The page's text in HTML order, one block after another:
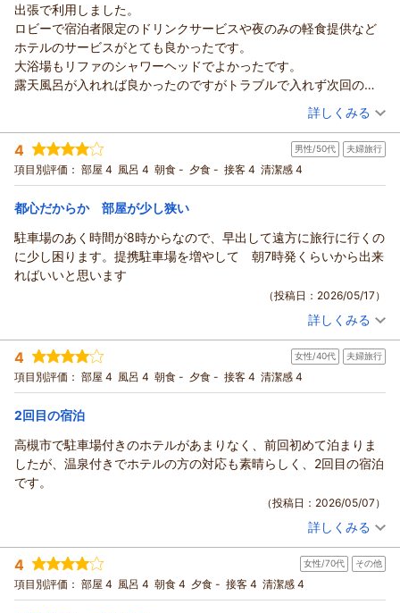
ホテルアベストグランデ高槻
フロント 鷲北
ホテルアベストグランデ高槻 なごみの湯からの返信
ご投稿者様
この度は当ホテルをご利用いただき、また心温まるご感想をお
寄せいただきまして誠にありがとうございます。
お母様とのご旅行に当ホテルをお選びいただき、大変光栄に存
じます。フロントスタッフの対応やお部屋の清潔さ、ベッドの
寝心地についてお褒めのお言葉を頂戴し、スタッフ一同嬉しく
拝読いたしました。
また、ご朝食につきましても種類の豊富さや美味しさをお楽し
みいただけたとのこと、何よりでございます。
大浴場につきましては混雑によりごゆっくりお過ごしいただけ
ひお時間を調整いただき、ゆったりとお寛ぎいただければ幸い
です。
チェックアウト時のお見送りにも温かいお言葉をいただき、誠
にありがとうございます。お客様からの「また泊まりたい」と
のお言葉は、私どもにとって何よりの励みでございます。
まいります。またお母様とご一緒にお越しいただける日を、ス
タッフ一同心よりお待ちしております。
この度はご投稿いただき、誠にありがとうございました。
ホテルアベストグランデ高槻 田中
出張で利用しました。
ロビーで宿泊者限定のドリンクサービスや夜のみの軽食提供など
ホテルのサービスがとても良かったです。
大浴場もリファのシャワーヘッドでよかったです。
露天風呂が入れれば良かったのですがトラブルで入れず次回の楽
部屋も清潔でベッドも大きくてぐっすり眠れました。
ホテルの方々の対応もすごく親切でホテルから出る際のお見送り
などとても嬉しかったです。
また泊まりたいと思うような素敵なホテルでした。
（投稿日：2026/05/18）
宿泊時期： 2026年05月宿泊 (出張)
投稿者： けんけんさん
宿泊プラン： 【１５％ＯＦＦ】SDGs◆地球に優しいノークリーニングプラ
ン♪【途中清掃無し】 ☆朝食付き
ダブル 朝のみ
宿泊価格帯： 18,001～19,000円(大人一人あたり/税込)
ホテルアベストグランデ高槻 なごみの湯からの返信
ご投稿者様
この度は当ホテルをご利用いただき、誠にありがとうございま
ロビーでのドリンクや夜の軽食、また大浴場の設備など、細か
な点までお褒めいただき大変光栄です。お部屋でもぐっすりと
お休みいただけたようで、安心いたしました。
一方で、露天風呂につきましては、トラブルによりご不便をお
かけしましたことを深くお詫び申し上げます。それにもかかわ
らず、「次回の楽しみに」という温かいお言葉を頂戴し、スタ
私共の対応やお見送りに関しましても、嬉しいお言葉をありが
とうございます。
いただいたお言葉を励みに、これからも皆様に寄り添った心地
よいサービスを提供できるよう努めてまいります。
またのお越しを、スタッフ一同心よりお待ち申し上げておりま
す。
ホテルアベストグランデ高槻 フロント 岸野
（返信日：2026/05/20）
詳しくみる
4 男性/50代 夫婦旅行
項目別評価： 部屋 4 風呂 4 朝食 - 夕食 - 接客 4 清潔感 4
都心だからか 部屋が少し狭い
駐車場のあく時間が8時からなので、早出して遠方に旅行に行くの
に少し困ります。提携駐車場を増やして 朝7時発くらいから出来
ればいいと思います
（投稿日：2026/05/17）
投稿者： キョロさん(男性/50代)
宿泊プラン： 【駐車券付きでお得◎】車で旅行に行こう♪ドライブを楽しむ
マイカー応援プラン！ ☆素泊まり
ツイン 食事なし
宿泊価格帯： 14,001～15,000円(大人一人あたり/税込)
この度はホテルアベストグランデ高槻をご利用いただき、誠に
ありがとうございます。
また、貴重なご意見をお寄せいただき重ねて御礼申し上げま
提携駐車場の営業時間につきまして、ご不便をおかけし申し訳
ございませんでした。
早朝からご出発されるご旅行の際に、ご不自由な思いをされた
ことと存じます。
いただきましたご意見は今後のサービス改善の参考として大切
詳しくみる
4 女性/40代 夫婦旅行
項目別評価： 部屋 4 風呂 4 朝食 - 夕食 - 接客 4 清潔感 4
2回目の宿泊
高槻市で駐車場付きのホテルがあまりなく、前回初めて泊まりま
したが、温泉付きでホテルの方の対応も素晴らしく、2回目の宿泊
です。
（投稿日：2026/05/07）
投稿者： maoさん(女性/40代)
宿泊プラン： 【駐車券付きでお得◎】車で旅行に行こう♪ドライブを楽しむ
マイカー応援プラン！ ☆素泊まり
ツイン 食事なし
宿泊価格帯： 8,001～9,000円(大人一人あたり/税込)
詳しくみる
4 女性/70代 その他
項目別評価： 部屋 4 風呂 4 朝食 4 夕食 - 接客 4 清潔感 4